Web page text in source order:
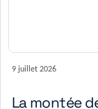
9 juillet 2026
La montée